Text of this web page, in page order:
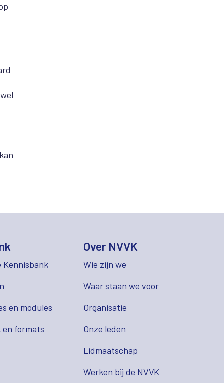
Kennisbank
en modules
en formats
Over NVVK
Wie zijn we
Waar staan we voor
Organisatie
Onze leden
Lidmaatschap
Werken bij de NVVK